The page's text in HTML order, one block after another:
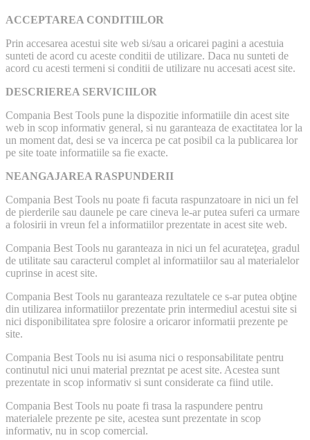
ACCEPTAREA CONDITIILOR
Prin accesarea acestui site web si/sau a oricarei pagini a acestuia
sunteti de acord cu aceste conditii de utilizare. Daca nu sunteti de
acord cu acesti termeni si conditii de utilizare nu accesati acest site.
DESCRIEREA SERVICIILOR
Compania Best Tools pune la dispozitie informatiile din acest site
web in scop informativ general, si nu garanteaza de exactitatea lor la
un moment dat, desi se va incerca pe cat posibil ca la publicarea lor
pe site toate informatiile sa fie exacte.
NEANGAJAREA RASPUNDERII
Compania Best Tools nu poate fi facuta raspunzatoare in nici un fel
de pierderile sau daunele pe care cineva le-ar putea suferi ca urmare
a folosirii in vreun fel a informatiilor prezentate in acest site web.
Compania Best Tools nu garanteaza in nici un fel acurateţea, gradul
de utilitate sau caracterul complet al informatiilor sau al materialelor
cuprinse in acest site.
Compania Best Tools nu garanteaza rezultatele ce s-ar putea obţine
din utilizarea informatiilor prezentate prin intermediul acestui site si
nici disponibilitatea spre folosire a oricaror informatii prezente pe
site.
Compania Best Tools nu isi asuma nici o responsabilitate pentru
continutul nici unui material prezntat pe acest site. Acestea sunt
prezentate in scop informativ si sunt considerate ca fiind utile.
Compania Best Tools nu poate fi trasa la raspundere pentru
materialele prezente pe site, acestea sunt prezentate in scop
informativ, nu in scop comercial.